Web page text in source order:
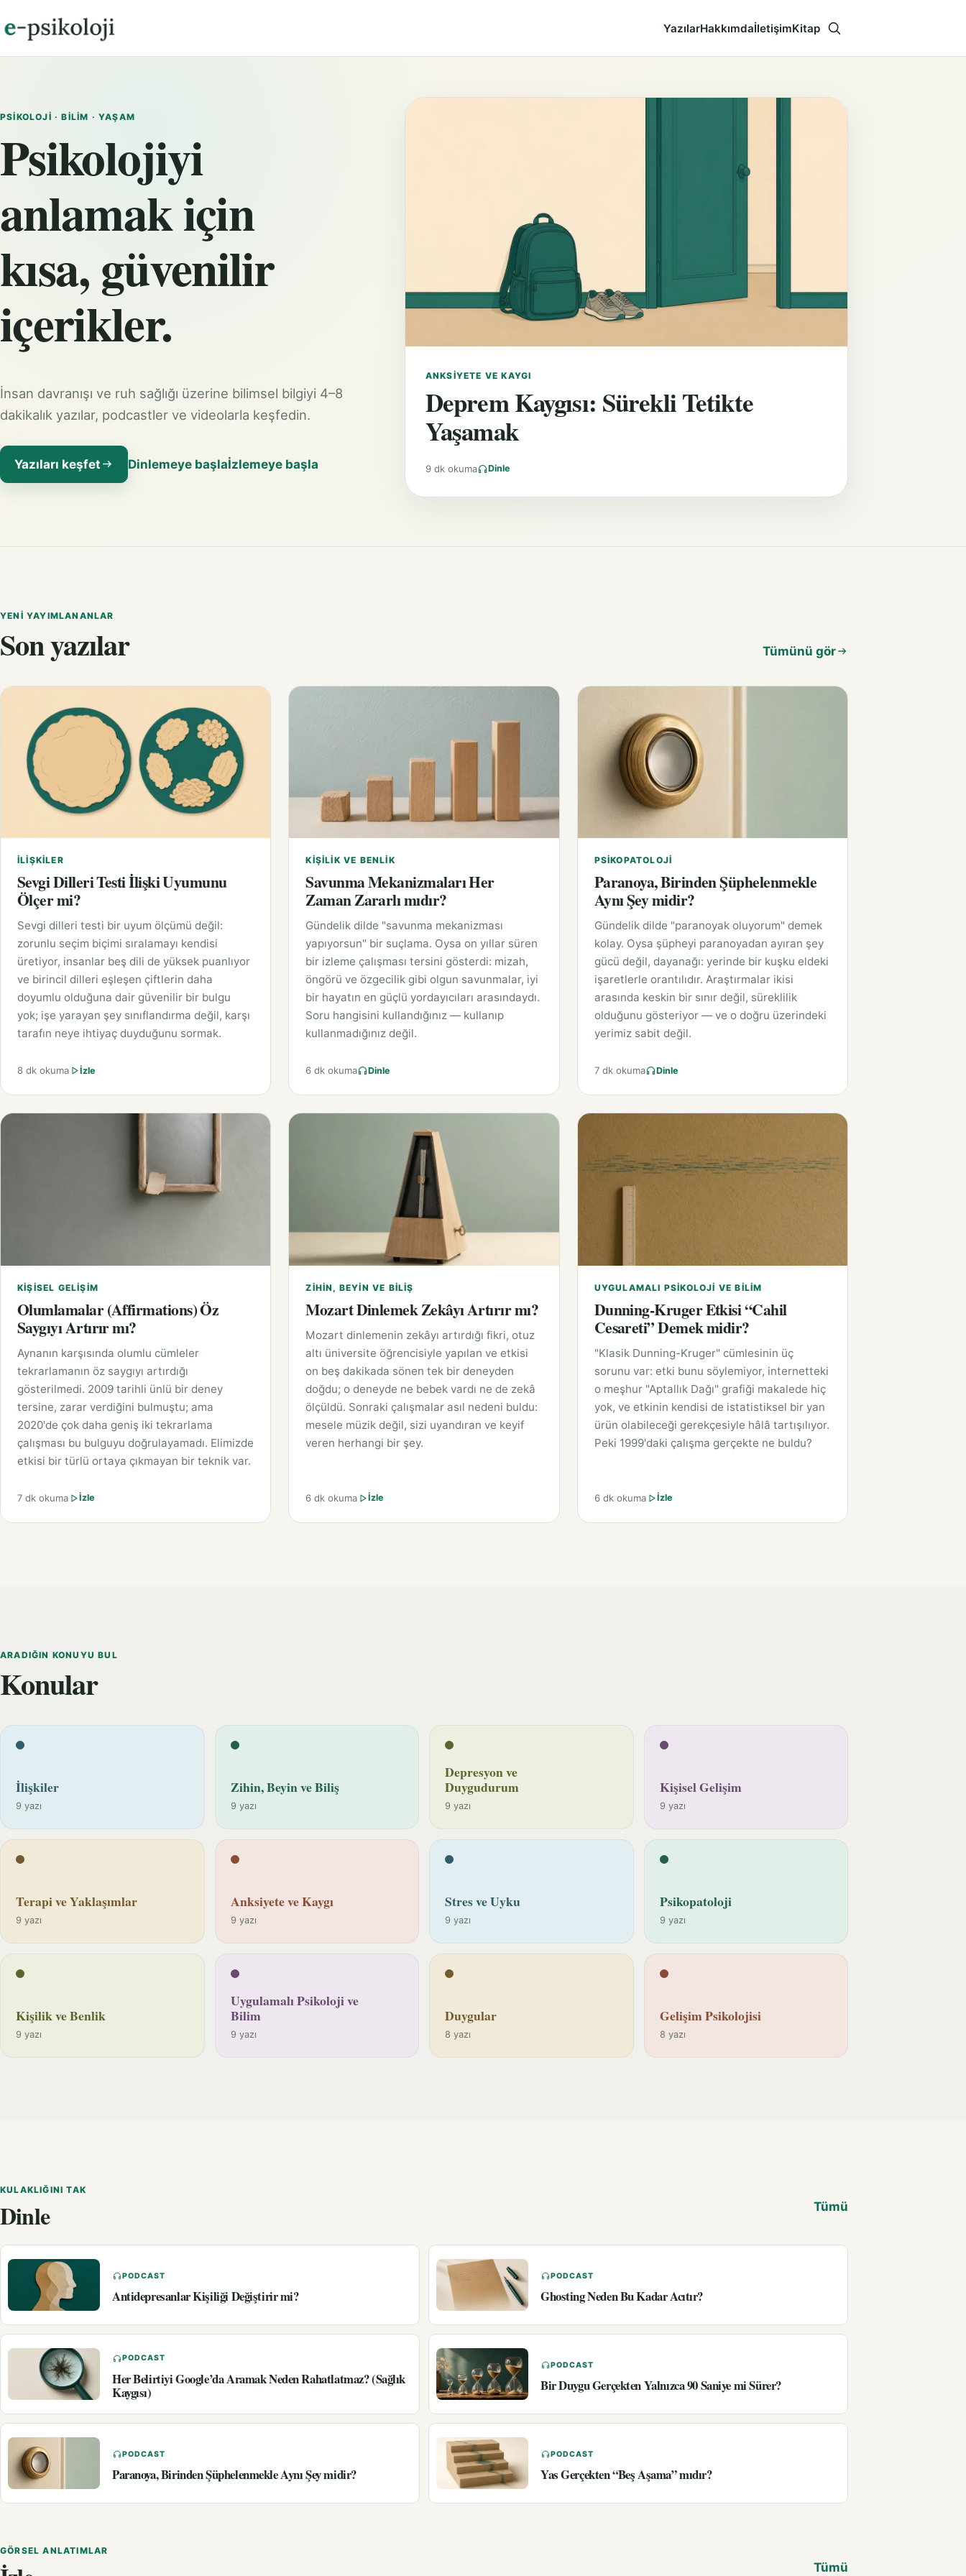
YazılarHakkımdaİletişimKitap Aramayı aç
PSIKOLOJI · BILIM · YAŞAM
Psikolojiyi
anlamak için
kısa, güvenilir
içerikler.
İnsan davranışı ve ruh sağlığı üzerine bilimsel bilgiyi 4–8
dakikalık yazılar, podcastler ve videolarla keşfedin.
Yazıları keşfet Dinlemeye başlaİzlemeye başla
ANKSIYETE VE KAYGI
Deprem Kaygısı: Sürekli Tetikte
Yaşamak
9 dk okuma Dinle
YENI YAYIMLANANLAR
Son yazılar Tümünü gör
İLIŞKILER
Sevgi Dilleri Testi İlişki Uyumunu
Ölçer mi?
Sevgi dilleri testi bir uyum ölçümü değil:
zorunlu seçim biçimi sıralamayı kendisi
üretiyor, insanlar beş dili de yüksek puanlıyor
ve birincil dilleri eşleşen çiftlerin daha
doyumlu olduğuna dair güvenilir bir bulgu
yok; işe yarayan şey sınıflandırma değil, karşı
tarafın neye ihtiyaç duyduğunu sormak.
8 dk okuma İzle
KIŞILIK VE BENLIK
Savunma Mekanizmaları Her
Zaman Zararlı mıdır?
Gündelik dilde "savunma mekanizması
yapıyorsun" bir suçlama. Oysa on yıllar süren
bir izleme çalışması tersini gösterdi: mizah,
öngörü ve özgecilik gibi olgun savunmalar, iyi
bir hayatın en güçlü yordayıcıları arasındaydı.
Soru hangisini kullandığınız — kullanıp
kullanmadığınız değil.
6 dk okuma Dinle
PSIKOPATOLOJI
Paranoya, Birinden Şüphelenmekle
Aynı Şey midir?
Gündelik dilde "paranoyak oluyorum" demek
kolay. Oysa şüpheyi paranoyadan ayıran şey
gücü değil, dayanağı: yerinde bir kuşku eldeki
işaretlerle orantılıdır. Araştırmalar ikisi
arasında keskin bir sınır değil, süreklilik
olduğunu gösteriyor — ve o doğru üzerindeki
yerimiz sabit değil.
7 dk okuma Dinle
KIŞISEL GELIŞIM
Olumlamalar (Affirmations) Öz
Saygıyı Artırır mı?
Aynanın karşısında olumlu cümleler
tekrarlamanın öz saygıyı artırdığı
gösterilmedi. 2009 tarihli ünlü bir deney
tersine, zarar verdiğini bulmuştu; ama
2020'de çok daha geniş iki tekrarlama
çalışması bu bulguyu doğrulayamadı. Elimizde
etkisi bir türlü ortaya çıkmayan bir teknik var.
7 dk okuma İzle
ZIHIN, BEYIN VE BILIŞ
Mozart Dinlemek Zekâyı Artırır mı?
Mozart dinlemenin zekâyı artırdığı fikri, otuz
altı üniversite öğrencisiyle yapılan ve etkisi
on beş dakikada sönen tek bir deneyden
doğdu; o deneyde ne bebek vardı ne de zekâ
ölçüldü. Sonraki çalışmalar asıl nedeni buldu:
mesele müzik değil, sizi uyandıran ve keyif
veren herhangi bir şey.
6 dk okuma İzle
UYGULAMALI PSIKOLOJI VE BILIM
Dunning-Kruger Etkisi “Cahil
Cesareti” Demek midir?
"Klasik Dunning-Kruger" cümlesinin üç
sorunu var: etki bunu söylemiyor, internetteki
o meşhur "Aptallık Dağı" grafiği makalede hiç
yok, ve etkinin kendisi de istatistiksel bir yan
ürün olabileceği gerekçesiyle hâlâ tartışılıyor.
Peki 1999'daki çalışma gerçekte ne buldu?
6 dk okuma İzle
ARADIĞIN KONUYU BUL
Konular
İlişkiler
9 yazı
Zihin, Beyin ve Biliş
9 yazı
Depresyon ve
Duygudurum
9 yazı
Kişisel Gelişim
9 yazı
Terapi ve Yaklaşımlar
9 yazı
Anksiyete ve Kaygı
9 yazı
Stres ve Uyku
9 yazı
Psikopatoloji
9 yazı
Kişilik ve Benlik
9 yazı
Uygulamalı Psikoloji ve
Bilim
9 yazı
Duygular
8 yazı
Gelişim Psikolojisi
8 yazı
KULAKLIĞINI TAK
Dinle Tümü
PODCAST
Antidepresanlar Kişiliği Değiştirir mi?
PODCAST
Ghosting Neden Bu Kadar Acıtır?
PODCAST
Her Belirtiyi Google’da Aramak Neden Rahatlatmaz? (Sağlık
Kaygısı)
PODCAST
Bir Duygu Gerçekten Yalnızca 90 Saniye mi Sürer?
PODCAST
Paranoya, Birinden Şüphelenmekle Aynı Şey midir?
PODCAST
Yas Gerçekten “Beş Aşama” mıdır?
GÖRSEL ANLATIMLAR
Tümü